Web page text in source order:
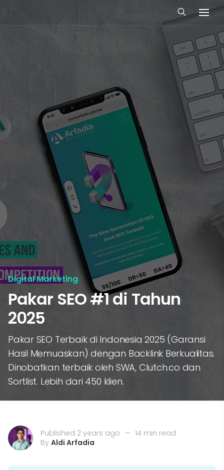
Digital Marketing
Pakar SEO #1 di Tahun
2025
Pakar SEO Terbaik di Indonesia 2025 (Garansi
Hasil Memuaskan) dengan Backlink Berkualitas.
Dinobatkan terbaik oleh SWA, Clutch.co dan
Sortlist. Lebih dari 450 klien.
Published 2 years ago — 14 min read
By Aldi Arfadia